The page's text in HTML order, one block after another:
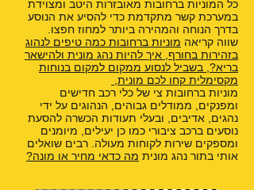
כל המוניות ברחובות מאובזרות היטב ומצוידת
במערכת קשר מתקדמת כדי להסיע את הנוסע
בדרך הנוחה והמהירה ביותר למחוז חפצו.
שווה קריאה מוניות ברחובות כמה טיפים לנהוג
בזהירות בחורף
איך להיות נהג מונית ולהישאר
בריא? בשביל לנסוע ממקום למקום בנוחות
מקסימלית קחו לכם מונית
מוניות ברחובות צי של כלי רכב חדישים
ומפנקים, ממודלים גבוהים, הנהוגים על ידי
נהגים, אדיבים, ובעלי תעודות הכשרה להסעת
נוסעים ברכב ציבורי כמו כן יעילים, מיומנים
ומספקים שירות לקוחות מעולה. רבים שואלים
אותי בתור נהג מונית מה כדאי מחיר או מונה?